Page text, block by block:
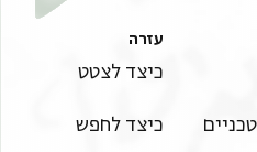
עזרה
כיצד לצטט
כיצד לחפש